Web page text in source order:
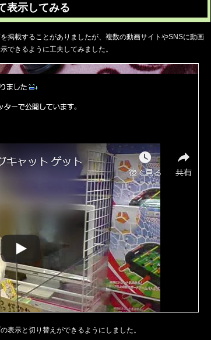
表示してみる
掲載することがありましたが、複数の動画サイトやSNSに動画
できるように工夫してみました。
表示と切り替えができるようにしました。